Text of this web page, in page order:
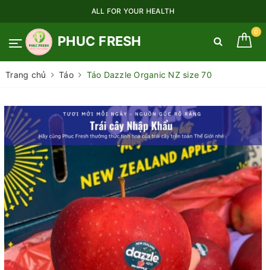
ALL FOR YOUR HEALTH
PHUC FRESH
0
Trang chủ Táo Táo Dazzle Organic NZ size 70